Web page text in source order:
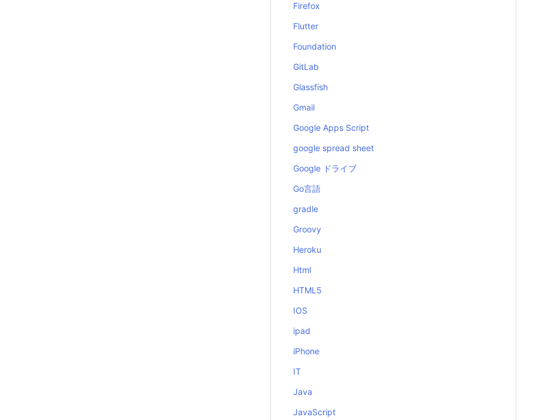
Firefox
Flutter
Foundation
GitLab
Glassfish
Gmail
Google Apps Script
google spread sheet
Google ドライブ
Go言語
gradle
Groovy
Heroku
Html
HTML5
IOS
ipad
iPhone
IT
Java
JavaScript